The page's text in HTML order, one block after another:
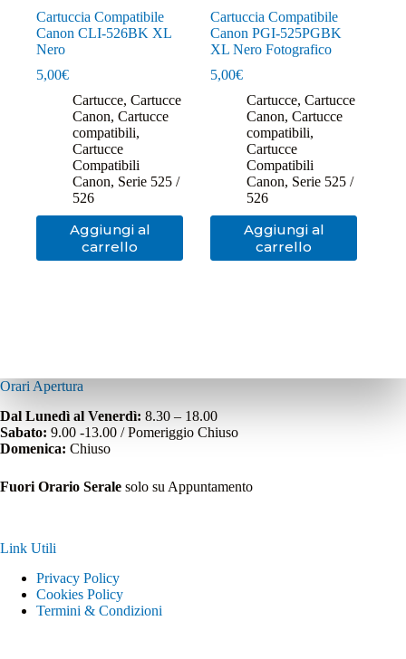
Cartuccia Compatibile
Canon CLI-526BK XL
Nero
5,00€
Cartucce, Cartucce
Canon, Cartucce
compatibili,
Cartucce
Compatibili
Canon, Serie 525 /
526
Aggiungi al
carrello
Cartuccia Compatibile
Canon PGI-525PGBK
XL Nero Fotografico
5,00€
Cartucce,Cartucce
Canon,Cartucce
compatibili,
Cartucce
Compatibili
Canon, Serie 525 /
526
Aggiungi al
carrello
Orari Apertura
Dal Lunedì al Venerdì: 8.30 – 18.00
Sabato: 9.00 -13.00 / Pomeriggio Chiuso
Domenica: Chiuso
Fuori Orario Serale solo su Appuntamento
Link Utili
Privacy Policy
Cookies Policy
Termini & Condizioni